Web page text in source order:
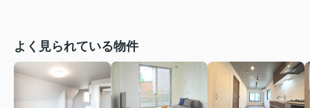
よく見られている物件